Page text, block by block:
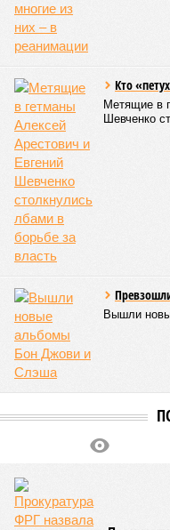
Кто
Метящие в
Шевченко
Вышли